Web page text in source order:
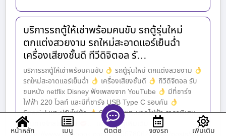
บริการรถตู้ให้เช่าพร้อมคนขับ รถตู้รุ่นใหม่
ตกแต่งสวยงาม รถใหม่สะอาดแอร์เย็นฉ่ำ
เครื่องเสียงชั้นดี ทีวีดิจิตอล รั…
บริการรถตู้ให้เช่าพร้อมคนขับ
รถตู้รุ่นใหม่ ตกแต่งสวยงาม
รถใหม่สะอาดแอร์เย็นฉ่ำ
เครื่องเสียงชั้นดี
ทีวีดิจิตอล รับ
ชมหนัง netflix Disney ฟังเพลงจาก YouTube
มีที่ชาร์จ
ไฟฟ้า 220 โวลท์ และมีที่ชาร์จ USB Type C รอบคัน
Special เบาะปรับไฟฟ้า
Special เบาะนวดไฟฟ้า ราคาพิเศษ
เดินทางไกลไม่เมื่อย
… เพิ่มเติม ดูเพิ่มเติม :
หน้าหลัก เมนู ติดต่อ จองรถ เพิ่มเติม